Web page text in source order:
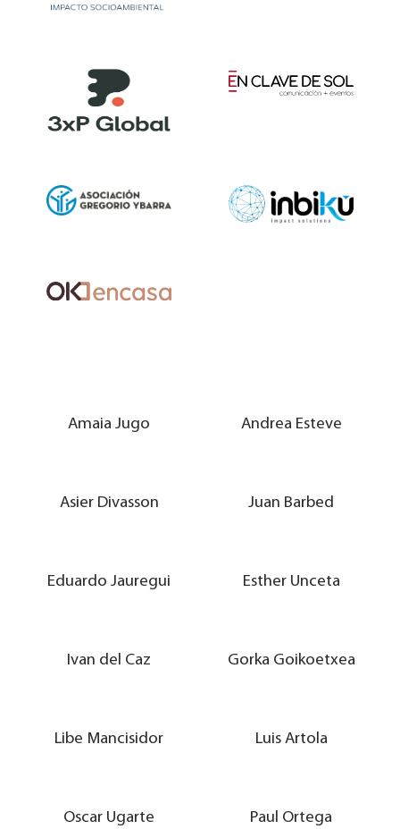
Amaia Jugo Andrea Esteve
Asier Divasson Juan Barbed
Eduardo Jauregui Esther Unceta
Ivan del Caz Gorka Goikoetxea
Libe Mancisidor Luis Artola
Oscar Ugarte Paul Ortega